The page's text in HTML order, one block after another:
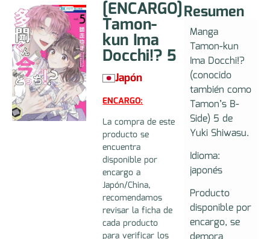
[ENCARGO]
Tamon-
kun Ima
Docchi!? 5
Japón
ENCARGO:
La compra de este
producto se
encuentra
disponible por
encargo a
Japón/China,
recomendamos
revisar la ficha de
cada producto
para verificar los
Resumen
Manga
Tamon-kun
Ima Docchi!?
(conocido
también como
Tamon’s B-
Side) 5 de
Yuki Shiwasu.
Idioma:
japonés
Producto
disponible por
encargo, se